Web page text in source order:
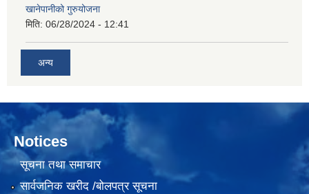
खानेपानीको गुरुयोजना
मिति: 06/28/2024 - 12:41
अन्य
Notices
सूचना तथा समाचार
सार्वजनिक खरीद /बोलपत्र सूचना